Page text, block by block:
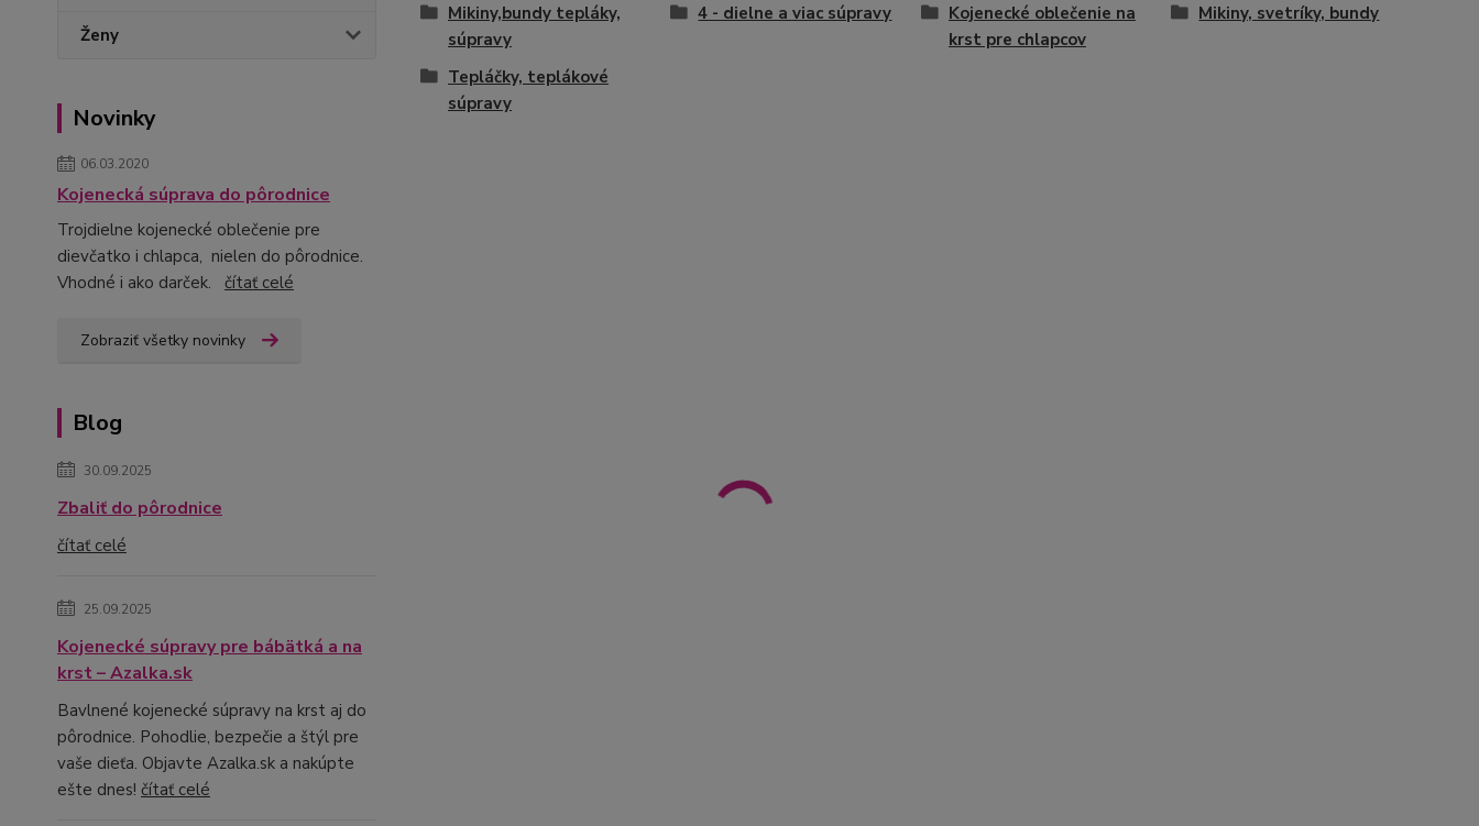
Ženy
Novinky
06.03.2020
Kojenecká súprava do pôrodnice
Trojdielne kojenecké oblečenie pre
dievčatko i chlapca, nielen do pôrodnice.
Vhodné i ako darček. čítať celé
Zobraziť všetky novinky
Blog
30.09.2025
Zbaliť do pôrodnice
čítať celé
25.09.2025
Kojenecké súpravy pre bábätká a na
krst – Azalka.sk
Bavlnené kojenecké súpravy na krst aj do
pôrodnice. Pohodlie, bezpečie a štýl pre
vaše dieťa. Objavte Azalka.sk a nakúpte
ešte dnes! čítať celé
Mikiny,bundy tepláky,
súpravy
4 - dielne a viac súpravy
Kojenecké oblečenie na
krst pre chlapcov
Mikiny, svetríky, bundy
Tepláčky, teplákové
súpravy